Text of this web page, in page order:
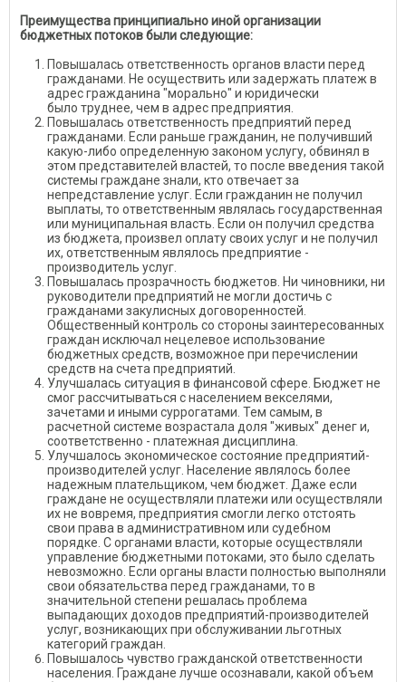
Преимущества принципиально иной организации
бюджетных потоков были следующие:
Повышалась ответственность органов власти перед
гражданами. Не осуществить или задержать платеж в
адрес гражданина "морально" и юридически
было труднее, чем в адрес предприятия.
Повышалась ответственность предприятий перед
гражданами. Если раньше гражданин, не получивший
какую-либо определенную законом услугу, обвинял в
этом представителей властей, то после введения такой
системы граждане знали, кто отвечает за
непредставление услуг. Если гражданин не получил
выплаты, то ответственным являлась государственная
или муниципальная власть. Если он получил средства
из бюджета, произвел оплату своих услуг и не получил
их, ответственным являлось предприятие -
производитель услуг.
Повышалась прозрачность бюджетов. Ни чиновники, ни
руководители предприятий не могли достичь с
гражданами закулисных договоренностей.
Общественный контроль со стороны заинтересованных
граждан исключал нецелевое использование
бюджетных средств, возможное при перечислении
средств на счета предприятий.
Улучшалась ситуация в финансовой сфере. Бюджет не
смог рассчитываться с населением векселями,
зачетами и иными суррогатами. Тем самым, в
расчетной системе возрастала доля "живых" денег и,
соответственно - платежная дисциплина.
Улучшалось экономическое состояние предприятий-
производителей услуг. Население являлось более
надежным плательщиком, чем бюджет. Даже если
граждане не осуществляли платежи или осуществляли
их не вовремя, предприятия смогли легко отстоять
свои права в административном или судебном
порядке. С органами власти, которые осуществляли
управление бюджетными потоками, это было сделать
невозможно. Если органы власти полностью выполняли
свои обязательства перед гражданами, то в
значительной степени решалась проблема
выпадающих доходов предприятий-производителей
услуг, возникающих при обслуживании льготных
категорий граждан.
Повышалось чувство гражданской ответственности
населения. Граждане лучше осознавали, какой объем